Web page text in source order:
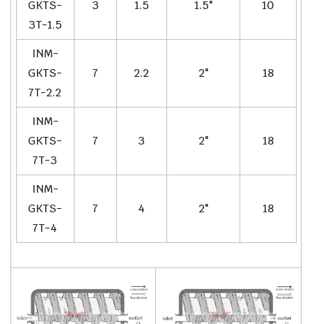
GKTS-
3T-1.5
3 1.5 1.5" 10
INM-
GKTS-
7T-2.2
7 2.2 2" 18
INM-
GKTS-
7T-3
7 3 2" 18
INM-
GKTS-
7T-4
7 4 2" 18